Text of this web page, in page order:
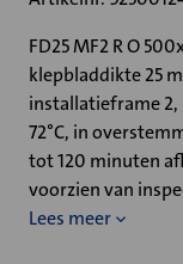
FD25 MF2 R O
klepbladdikte 25
installatieframe
72°C, in
tot 120 minuten
voorzien van
Lees meer